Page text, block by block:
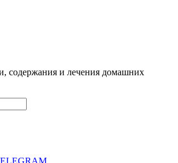
содержания и лечения домашних